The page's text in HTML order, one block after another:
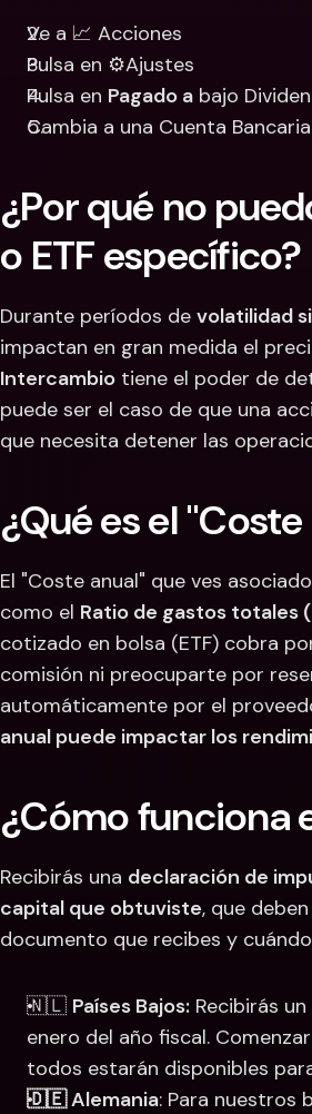
Ve a 📈 Acciones
Pulsa en ⚙️Ajustes
Pulsa en Pagado a bajo
Cambia a una Cuenta
¿Por qué no
o ETF específico?
Durante períodos de volatilidad
impactan en gran medida el
Intercambio tiene el poder de
puede ser el caso de que una
que necesita detener las
¿Qué es el
El "Coste anual" que ves
como el Ratio de gastos totales
cotizado en bolsa (ETF) cobra
comisión ni preocuparte por
automáticamente por el
anual puede impactar los
¿Cómo funciona
Recibirás una declaración de
capital que obtuviste, que
documento que recibes y
🇳🇱 Países Bajos: Recibirás
enero del año fiscal.
todos estarán disponibles
🇩🇪 Alemania: Para nuestros